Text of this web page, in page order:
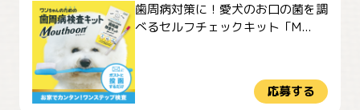
歯周病対策に！愛犬のお口の菌を調
べるセルフチェックキット「M...
応募する